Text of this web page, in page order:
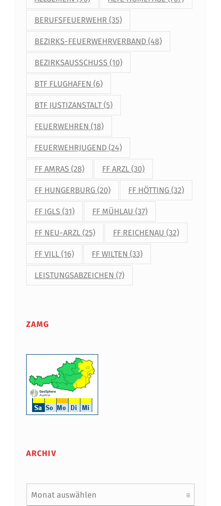
BERUFSFEUERWEHR (35)
BEZIRKS-FEUERWEHRVERBAND(48)
BEZIRKSAUSSCHUSS (10)
BTF FLUGHAFEN (6)
BTF JUSTIZANSTALT(5)
FEUERWEHREN (18)
FEUERWEHRJUGEND(24)
FF AMRAS (28) FF ARZL (30)
FF HUNGERBURG(20) FF HÖTTING (32)
FF IGLS (31) FF MÜHLAU (37)
FF NEU-ARZL(25) FF REICHENAU (32)
FF VILL(16) FF WILTEN (33)
LEISTUNGSABZEICHEN (7)
ZAMG
ARCHIV
Archiv